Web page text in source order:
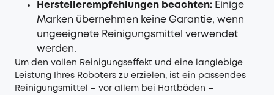
Herstellerempfehlungen beachten: Einige
Marken übernehmen keine Garantie, wenn
ungeeignete Reinigungsmittel verwendet
werden.
Um den vollen Reinigungseffekt und eine langlebige
Leistung Ihres Roboters zu erzielen, ist ein passendes
Reinigungsmittel – vor allem bei Hartböden –